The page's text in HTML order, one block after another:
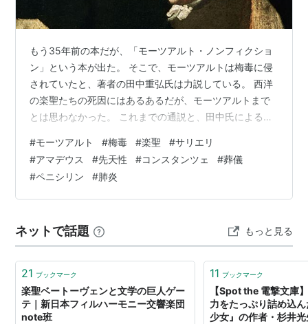
もう35年前の本だが、「モーツアルト・ノンフィクショ
ン」という本が出た。 そこで、モーツアルトは梅毒に侵
されていたと、著者の田中重弘氏は力説している。 西洋
の楽聖たちの死因にはあるあるだが、モーツアルトまで
とは思わなかった。 これまでの通説と、田中氏による主
たんでいた宮廷楽長のサリエリによって毒殺された。映
画『アマデウス』は、内容をスキャンダラスに作るた
め、サリエリのよる暗殺説を使った。 田中説⇒サリエリ
は、モーツアルトを宮廷作曲家に推薦したり、彼の子ど
モーツアルトに協力的な人間だった。 通説…
#モーツアルト #梅毒 #楽聖 #サリエリ
#アマデウス #先天性 #コンスタンツェ #葬儀
#ペニシリン #肺炎
ネットで話題 もっと見る
21 ブックマーク
楽聖ベートーヴェンと文学の巨人ゲー
テ｜新日本フィルハーモニー交響楽団
note班
11 ブックマーク
【Spot the 電撃文庫
力をたっぷり詰め込
少女』の作者・杉井